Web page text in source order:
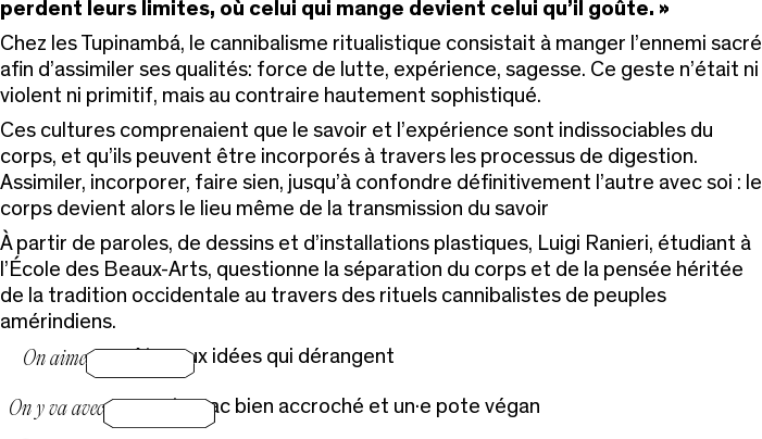
perdent leurs limites, où celui qui mange devient celui qu’il goûte. »
Chez les Tupinambá, le cannibalisme ritualistique consistait à manger l’ennemi sacré
afin d’assimiler ses qualités: force de lutte, expérience, sagesse. Ce geste n’était ni
violent ni primitif, mais au contraire hautement sophistiqué.
Ces cultures comprenaient que le savoir et l’expérience sont indissociables du
corps, et qu’ils peuvent être incorporés à travers les processus de digestion.
Assimiler, incorporer, faire sien, jusqu’à confondre définitivement l’autre avec soi : le
corps devient alors le lieu même de la transmission du savoir
À partir de paroles, de dessins et d’installations plastiques, Luigi Ranieri, étudiant à
l’École des Beaux-Arts, questionne la séparation du corps et de la pensée héritée
de la tradition occidentale au travers des rituels cannibalistes de peuples
amérindiens.
On aime
goûter aux idées qui dérangent
On y va avec son estomac bien accroché et un·e pote végan